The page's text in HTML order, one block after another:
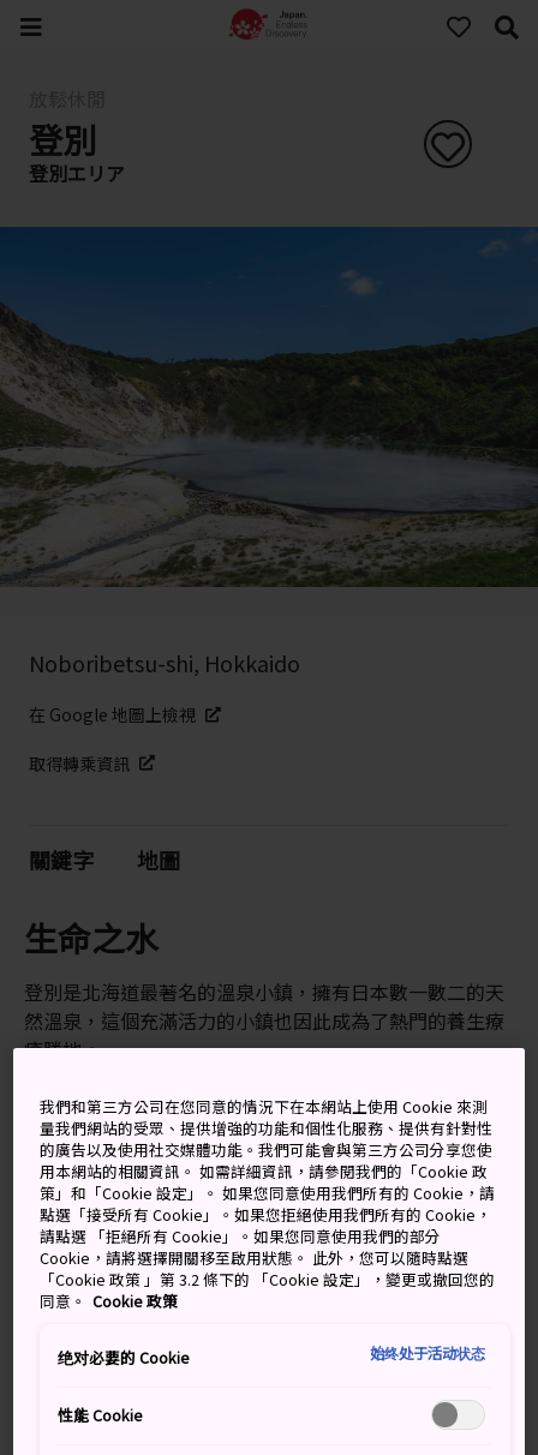
登別
登別エリア
Noboribetsu-shi, Hokkaido
在 Google 地圖上檢視
取得轉乘資訊
關鍵字 地圖
生命之水
登別是北海道最著名的溫泉小鎮，擁有日本數一數二的天
然溫泉，這個充滿活力的小鎮也因此成為了熱門的養生療
癒勝地。
萬勿錯過
地獄谷火山區
邂逅小鎮各處的魔鬼雕像
觀看武士和忍者演出
交通方式
我們和第三方公司在您同意的情況下在本網站上使用 Cookie 來測
量我們網站的受眾、提供增強的功能和個性化服務、提供有針對性
的廣告以及使用社交媒體功能。我們可能會與第三方公司分享您使
用本網站的相關資訊。 如需詳細資訊，請參閱我們的「Cookie 政
策」和「Cookie 設定」。 如果您同意使用我們所有的 Cookie，請
點選「接受所有 Cookie」。如果您拒絕使用我們所有的 Cookie，
請點選 「拒絕所有 Cookie」。如果您同意使用我們的部分
Cookie，請將選擇開關移至啟用狀態。 此外，您可以隨時點選
「Cookie 政策 」第 3.2 條下的 「Cookie 設定」，變更或撤回您的
同意。 Cookie 政策
绝对必要的 Cookie 始终处于活动状态
性能 Cookie